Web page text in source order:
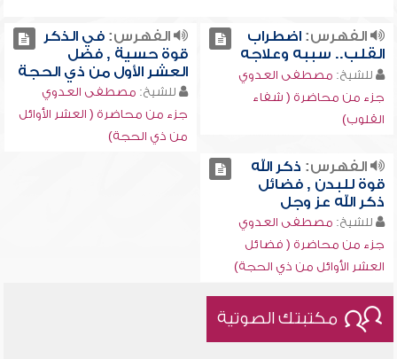
الفهرس:اضطراب
القلب.. سببه وعلاجه
للشيخ: مصطفى العدوي
جزء من محاضرة ( شفاء
القلوب)
الفهرس:في الذكر
قوة حسية , فضل
العشر الأول من ذي الحجة
للشيخ: مصطفى العدوي
جزء من محاضرة ( العشر الأوائل
من ذي الحجة)
الفهرس: ذكر الله
قوة للبدن , فضائل
ذكر الله عز وجل
للشيخ: مصطفى العدوي
جزء من محاضرة ( فضائل
العشر الأوائل من ذي الحجة)
مكتبتك الصوتية